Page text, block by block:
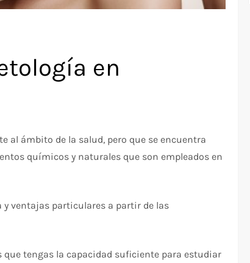
en
al ámbito de la salud, pero que se encuentra
químicos y naturales que son empleados en
y ventajas particulares a partir de las
tengas la capacidad suficiente para estudiar